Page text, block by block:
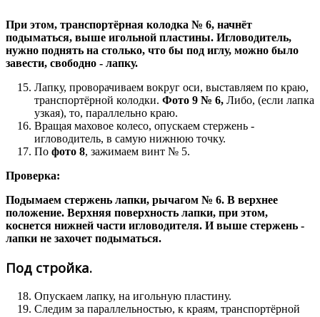
При этом, транспортёрная колодка № 6, начнёт
подыматься, выше игольной пластины. Игловодитель,
нужно поднять на столько, что бы под иглу, можно было
завести, свободно - лапку.
Лапку, проворачиваем вокруг оси, выставляем по краю,
транспортёрной колодки. Фото 9 № 6, Либо, (если лапка
узкая), то, параллельно краю.
Вращая маховое колесо, опускаем стержень -
игловодитель, в самую нижнюю точку.
По фото 8, зажимаем винт № 5.
Проверка:
Подымаем стержень лапки, рычагом № 6. В верхнее
положение. Верхняя поверхность лапки, при этом,
коснется нижней части игловодителя. И выше стержень -
лапки не захочет подыматься.
Под стройка.
Опускаем лапку, на игольную пластину.
Следим за параллельностью, к краям, транспортёрной